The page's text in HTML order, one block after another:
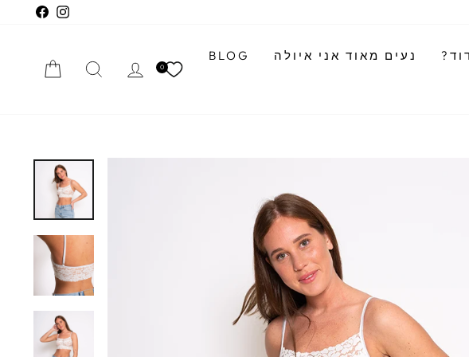
Instagram
נעים מאוד אני איולה
BLOG
0 התחבריחיפוש